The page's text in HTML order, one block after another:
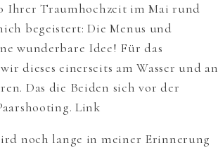
Ihrer Traumhochzeit im Mai rund
begeistert: Die Menus und
wunderbare Idee! Für das
dieses einerseits am Wasser und an
Das die Beiden sich vor der
Link
noch lange in meiner Erinnerung